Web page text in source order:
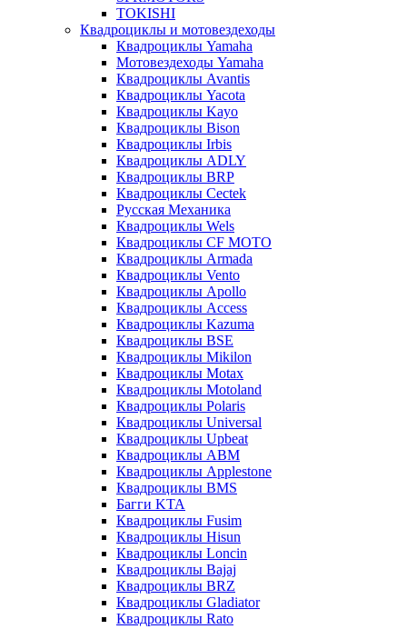
TOKISHI
Квадроциклы и мотовездеходы
Квадроциклы Yamaha
Мотовездеходы Yamaha
Квадроциклы Avantis
Квадроциклы Yacota
Квадроциклы Kayo
Квадроциклы Bison
Квадроциклы Irbis
Квадроциклы ADLY
Квадроциклы BRP
Квадроциклы Cectek
Русская Механика
Квадроциклы Wels
Квадроциклы CF MOTO
Квадроциклы Armada
Квадроциклы Vento
Квадроциклы Apollo
Квадроциклы Access
Квадроциклы Kazuma
Квадроциклы BSE
Квадроциклы Mikilon
Квадроциклы Motax
Квадроциклы Motoland
Квадроциклы Polaris
Квадроциклы Universal
Квадроциклы Upbeat
Квадроциклы ABM
Квадроциклы Applestone
Квадроциклы BMS
Багги KTA
Квадроциклы Fusim
Квадроциклы Hisun
Квадроциклы Loncin
Квадроциклы Bajaj
Квадроциклы BRZ
Квадроциклы Gladiator
Квадроциклы Rato